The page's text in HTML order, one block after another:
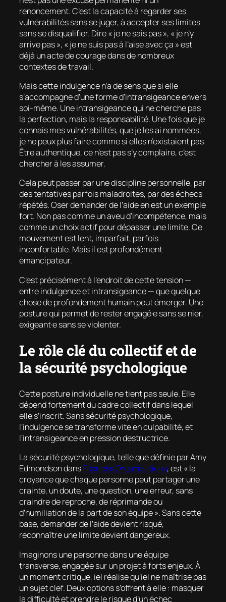
renoncement. C’est la capacité à regarder ses
vulnérabilités sans se juger, à accepter ses limites
sans se disqualifier. Dire « je ne sais pas », « je n’y
arrive pas », « je ne suis pas à l’aise avec ça » est
déjà un acte de courage dans de nombreux
contextes de travail.
Mais cette indulgence n’a de sens que si elle
s’accompagne d’une forme d’intransigeance envers
soi-même. Une intransigeance qui ne cherche pas
la perfection, mais la responsabilité. Une fois que je
connais mes vulnérabilités, que je les ai nommées,
je ne peux plus faire comme si elles n’existaient pas.
Être authentique, ce n’est pas s’y complaire, c’est
chercher à les assumer.
Cela peut passer par une discipline personnelle, par
des tentatives parfois maladroites, par des échecs
répétés. Oser demander de l’aide en est un exemple
fort. Non pas comme un aveu d’incompétence, mais
comme un choix actif pour dépasser une limite. Ce
mouvement est lent, imparfait, parfois
inconfortable. Mais il est profondément
émancipateur.
C’est précisément à l’endroit de cette tension —
entre indulgence et intransigeance — que quelque
chose de profondément humain peut émerger. Une
posture qui permet de rester engagé·e sans se nier,
exigeant·e sans se violenter.
Le rôle clé du collectif et de
la sécurité psychologique
Cette posture individuelle ne tient pas seule. Elle
dépend fortement du cadre collectif dans lequel
elle s’inscrit. Sans sécurité psychologique,
l’indulgence se transforme vite en culpabilité, et
l’intransigeance en pression destructrice.
La sécurité psychologique, telle que définie par Amy
Edmondson dansFearless Organizations, est « la
croyance que chaque personne peut partager une
crainte, un doute, une question, une erreur, sans
craindre de reproche, de réprimande ou
d’humiliation de la part de son équipe ». Sans cette
base, demander de l’aide devient risqué,
reconnaître une limite devient dangereux.
Imaginons une personne dans une équipe
transverse, engagée sur un projet à forts enjeux. À
un moment critique, iel réalise qu’iel ne maîtrise pas
un sujet clef. Deux options s’offrent à elle : masquer
la difficulté et prendre le risque d’un échec